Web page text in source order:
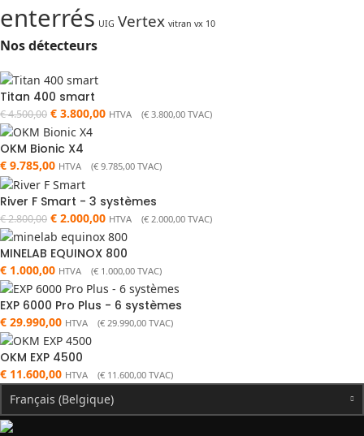
enterrés UIG Vertex vitran vx 10
Nos détecteurs
Titan 400 smart
€4.500,00 € 3.800,00 HTVA (€ 3.800,00 TVAC)
OKM Bionic X4
€ 9.785,00 HTVA (€ 9.785,00 TVAC)
River F Smart - 3 systèmes
€2.800,00 € 2.000,00 HTVA (€ 2.000,00 TVAC)
MINELAB EQUINOX 800
€ 1.000,00 HTVA (€ 1.000,00 TVAC)
EXP 6000 Pro Plus - 6 systèmes
€ 29.990,00 HTVA (€ 29.990,00 TVAC)
OKM EXP 4500
€ 11.600,00 HTVA (€ 11.600,00 TVAC)
Français (Belgique)